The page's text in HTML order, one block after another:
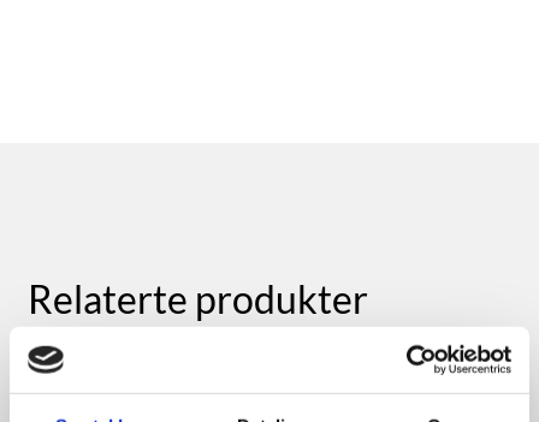
Relaterte produkter